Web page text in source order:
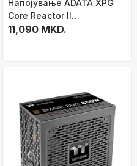
Напојување ADATA XPG
Core Reactor ll
COREREACTORII850G-
11,090 MKD.